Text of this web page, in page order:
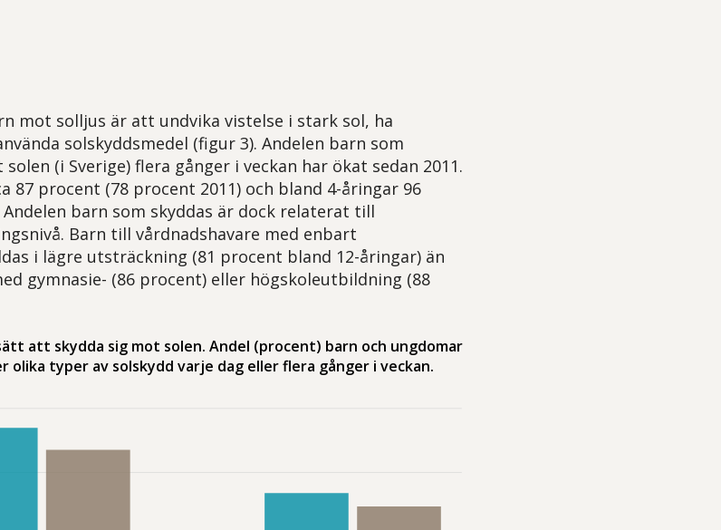
mot solljus är att undvika vistelse i stark sol, ha
solskyddsmedel (figur 3). Andelen barn som
(i Sverige) flera gånger i veckan har ökat sedan 2011.
87 procent (78 procent 2011) och bland 4-åringar 96
barn som skyddas är dock relaterat till
Barn till vårdnadshavare med enbart
i lägre utsträckning (81 procent bland 12-åringar) än
gymnasie- (86 procent) eller högskoleutbildning (88
att skydda sig mot solen. Andel (procent) barn och ungdomar
olika typer av solskydd varje dag eller flera gånger i veckan.